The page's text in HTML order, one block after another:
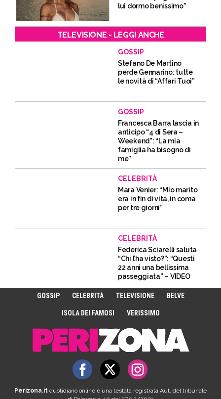
lui dormo benissimo”
TELEVISIONE - LEGGI ANCHE
GOSSIP
Stefano De Martino
perde Gennarino: tutte
le novità di “Affari Tuoi”
GOSSIP
Francesca Barra lascia in
anticipo “4 di Sera –
Weekend”: “La mia
famiglia ha bisogno di
me”
CELEBRITÀ
Mara Venier: “Mio marito
era in fin di vita, in coma
per tre giorni”
CELEBRITÀ
Federica Sciarelli saluta
“Chi l’ha visto?”: “Questi
22 anni una bellissima
passeggiata” – VIDEO
GOSSIP CELEBRITÀ TELEVISIONE BELVE
ISOLA DEI FAMOSI VERISSIMO
Perizona.it quotidiano online è una testata registrata Aut. del tribunale